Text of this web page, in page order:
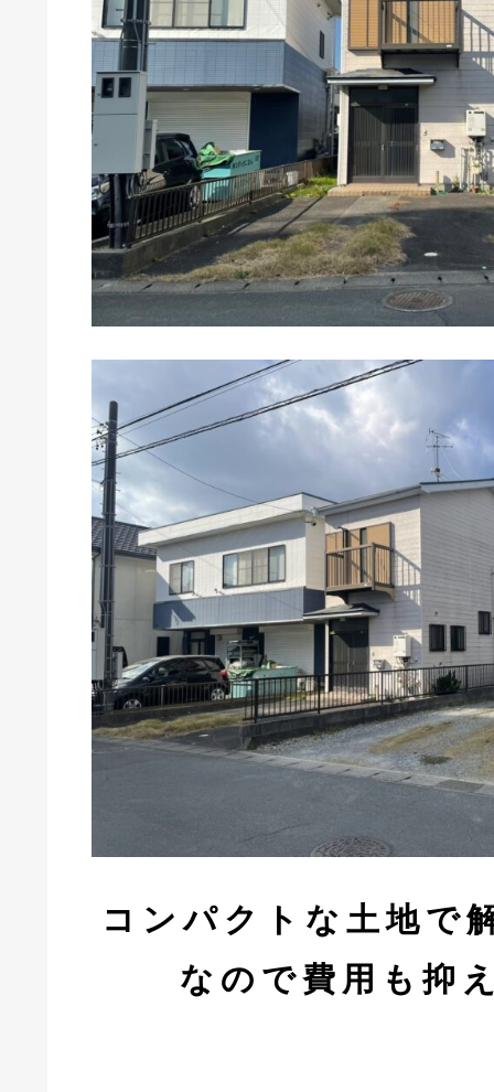
コンパクトな土地で
なので費用も抑